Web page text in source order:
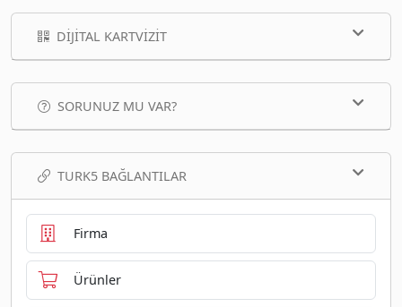
DIJITAL KARTVIZIT
SORUNUZ MU VAR?
TURK5 BAĞLANTILAR
Firma
Ürünler